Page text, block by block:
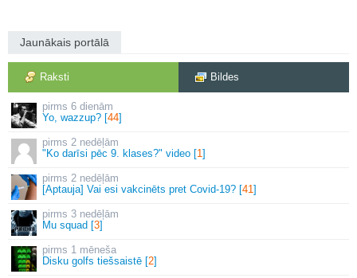
Jaunākais portālā
Raksti Bildes
6 dienām
Yo, wazzup? [44]
2 nedēļām
"Ko darīsi pēc 9. klases?" video [1]
2 nedēļām
[Aptauja] Vai esi vakcinēts pret Covid-19? [41]
3 nedēļām
Mu squad [3]
1 mēneša
Disku golfs tiešsaistē [2]